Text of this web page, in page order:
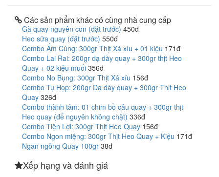
Các sản phẩm khác có cùng nhà cung cấp
Gà quay nguyên con (đặt trước) 450đ
Heo sữa quay (đặt trước) 550đ
Combo Ấm Cúng: 300gr Thịt Xá xíu + 01 kiệu 171đ
Combo Lai Rai: 200gr dạ dày quay + 300gr thịt Heo
Quay + 02 kiệu muối 356đ
Combo No Bụng: 300gr Thịt Xá xíu 156đ
Combo Tụ Họp: 200gr Dạ dày quay + 300gr Thịt Heo
Quay 326đ
Combo thành tâm: 01 chim bồ câu quay + 300gr thịt
Heo quay (để nguyên không chặt) 336đ
Combo Tiện Lợi: 300gr Thịt Heo Quay 156đ
Combo Ngon miệng: 300gr Thịt Heo Quay + Kiệu 171đ
Ngan ngỗng Quay 100gr 38đ
Xếp hạng và đánh giá